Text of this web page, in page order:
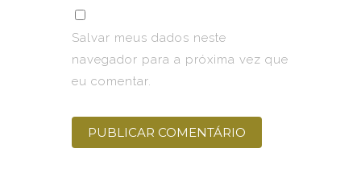
Salvar meus dados neste
navegador para a próxima vez que
eu comentar.